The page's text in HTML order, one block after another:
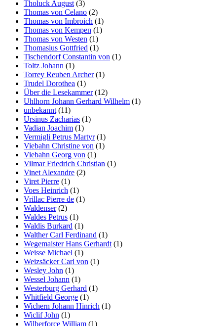
Tholuck August (3)
Thomas von Celano (2)
Thomas von Imbroich (1)
Thomas von Kempen (1)
Thomas von Westen (1)
Thomasius Gottfried (1)
Tischendorf Constantin von (1)
Toltz Johann (1)
Torrey Reuben Archer(1)
Trudel Dorothea (1)
Über die Lesekammer(12)
Uhlhorn Johann Gerhard Wilhelm (1)
unbekannt (11)
Ursinus Zacharias (1)
Vadian Joachim (1)
Vermigli Petrus Martyr(1)
Viebahn Christine von (1)
Viebahn Georg von (1)
Vilmar Friedrich Christian (1)
Vinet Alexandre (2)
Viret Pierre (1)
Voes Heinrich (1)
Vrillac Pierre de (1)
Waldenser(2)
Waldes Petrus (1)
Waldis Burkard (1)
Walther Carl Ferdinand (1)
Wegemaister Hans Gerhardt (1)
Weisse Michael (1)
Weizsäcker Carl von (1)
Wesley John (1)
Wessel Johann (1)
Westerburg Gerhard (1)
Whitfield George (1)
Wichern Johann Hinrich (1)
Wiclif John (1)
Wilberforce William (1)